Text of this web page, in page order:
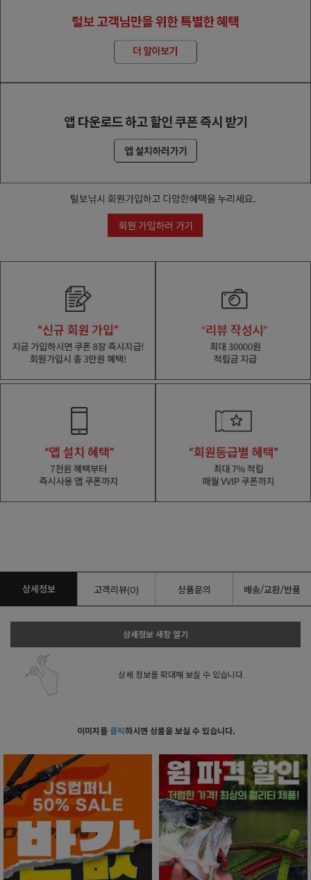
상세정보 고객리뷰(0) 상품문의 배송/교환/반품
상세정보 새창 열기
상세 정보를 확대해 보실 수 있습니다.
이미지를 클릭하시면 상품을 보실 수 있습니다.